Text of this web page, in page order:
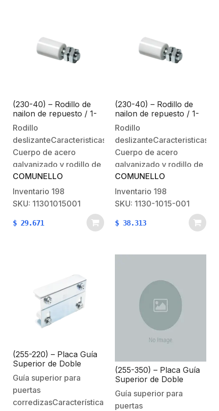
(230-40) – Rodillo de
nailon de repuesto / 1-
1/2″ (40 mm) de
diámetro
Rodillo
deslizanteCaracteristicas:Material:
Cuerpo de acero
galvanizado y rodillo de
nailon.Peso de la pieza
0,59 lb (0,27 kg)Notas
adicionales:Piezas de
OlivaMantenimiento
COMUNELLO
Inventario 198
SKU: 11301015001
$ 29.671
(230-40) – Rodillo de
nailon de repuesto / 1-
1/2″ (40 mm) de
diámetro
Rodillo
Cuerpo de acero
galvanizado y rodillo de
nailon.Peso de la pieza
0,59 lb (0,27 kg)Notas
adicionales:Piezas de
OlivaMantenimiento
COMUNELLO
Inventario 198
SKU: 1130-1015-001
$ 38.313
(255-220) – Placa Guía
Superior de Doble
Regulación para
Cancelas Corredizas /
Ajustable de 35 a 62 mm
/ Con 4 Rodillos de 30
Guía superior para
puertas
corredizasCaracterísticasFabricado
(255-350) – Placa Guía
Superior de Doble
Regulación para
Puertas Corredizas /
Ajustable de 62 a 85
Guía superior para
puertas